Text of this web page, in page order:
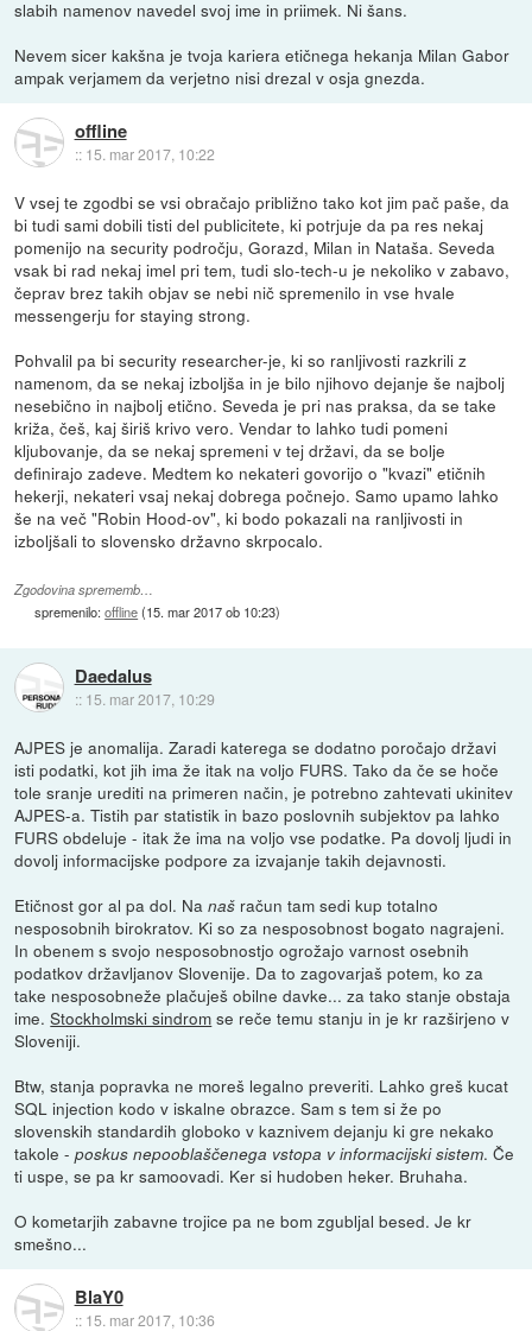
slabih namenov navedel svoj ime in priimek. Ni šans.
Nevem sicer kakšna je tvoja kariera etičnega hekanja Milan Gabor
ampak verjamem da verjetno nisi drezal v osja gnezda.
offline
:: 15. mar 2017, 10:22
V vsej te zgodbi se vsi obračajo približno tako kot jim pač paše, da
bi tudi sami dobili tisti del publicitete, ki potrjuje da pa res nekaj
pomenijo na security področju, Gorazd, Milan in Nataša. Seveda
vsak bi rad nekaj imel pri tem, tudi slo-tech-u je nekoliko v zabavo,
čeprav brez takih objav se nebi nič spremenilo in vse hvale
messengerju for staying strong.
Pohvalil pa bi security researcher-je, ki so ranljivosti razkrili z
namenom, da se nekaj izboljša in je bilo njihovo dejanje še najbolj
nesebično in najbolj etično. Seveda je pri nas praksa, da se take
križa, češ, kaj širiš krivo vero. Vendar to lahko tudi pomeni
kljubovanje, da se nekaj spremeni v tej državi, da se bolje
definirajo zadeve. Medtem ko nekateri govorijo o "kvazi" etičnih
hekerji, nekateri vsaj nekaj dobrega počnejo. Samo upamo lahko
še na več "Robin Hood-ov", ki bodo pokazali na ranljivosti in
izboljšali to slovensko državno skrpocalo.
Zgodovina sprememb…
spremenilo:offline(15. mar 2017 ob 10:23)
Daedalus
:: 15. mar 2017, 10:29
AJPES je anomalija. Zaradi katerega se dodatno poročajo državi
isti podatki, kot jih ima že itak na voljo FURS. Tako da če se hoče
tole sranje urediti na primeren način, je potrebno zahtevati ukinitev
AJPES-a. Tistih par statistik in bazo poslovnih subjektov pa lahko
FURS obdeluje - itak že ima na voljo vse podatke. Pa dovolj ljudi in
dovolj informacijske podpore za izvajanje takih dejavnosti.
Etičnost gor al pa dol. Nanaš račun tam sedi kup totalno
nesposobnih birokratov. Ki so za nesposobnost bogato nagrajeni.
In obenem s svojo nesposobnostjo ogrožajo varnost osebnih
podatkov državljanov Slovenije. Da to zagovarjaš potem, ko za
take nesposobneže plačuješ obilne davke... za tako stanje obstaja
ime.Stockholmski sindrom se reče temu stanju in je kr razširjeno v
Sloveniji.
Btw, stanja popravka ne moreš legalno preveriti. Lahko greš kucat
SQL injection kodo v iskalne obrazce. Sam s tem si že po
slovenskih standardih globoko v kaznivem dejanju ki gre nekako
takole -poskus nepooblaščenega vstopa v informacijski sistem. Če
ti uspe, se pa kr samoovadi. Ker si hudoben heker. Bruhaha.
O kometarjih zabavne trojice pa ne bom zgubljal besed. Je kr
smešno...
BlaY0
:: 15. mar 2017, 10:36